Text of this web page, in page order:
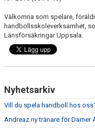
Välkomna som spelare,
handbollsskoleverksamhet,
Länsförsäkringar Uppsala.
Nyhetsarkiv
Vill du spela handboll hos
Andreaz ny tränare för Damer